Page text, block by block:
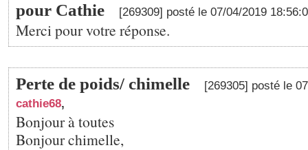
pour Cathie [269309] posté le 07/04/2019
Merci pour votre réponse.
Perte de poids/ chimelle
[269305] posté le
cathie68,
Bonjour à toutes
Bonjour chimelle,